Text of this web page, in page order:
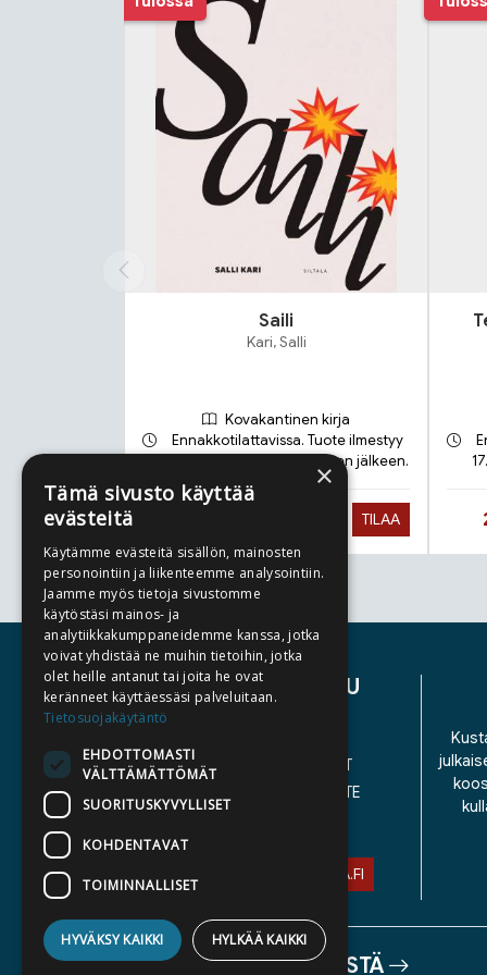
Saili
Kari, Salli
Kovakantinen kirja
Ennakkotilattavissa. Tuote ilmestyy
21.9.2026 ja toimitetaan sen jälkeen.
TILAA
Tuoteluettelon loppu
ASIAKASPALVELU
YLEISET TOIMITUSEHDOT
SAAVUTETTAVUUSSELOSTE
ASIAKASPALVELU@STORIA.FI
TIETOA MEISTÄ
×
Tämä sivusto käyttää
evästeitä
Käytämme evästeitä sisällön, mainosten
personointiin ja liikenteemme analysointiin.
Jaamme myös tietoja sivustomme
käytöstäsi mainos- ja
analytiikkakumppaneidemme kanssa, jotka
voivat yhdistää ne muihin tietoihin, jotka
olet heille antanut tai joita he ovat
keränneet käyttäessäsi palveluitaan.
Tietosuojakäytäntö
EHDOTTOMASTI
VÄLTTÄMÄTTÖMÄT
SUORITUSKYVYLLISET
KOHDENTAVAT
TOIMINNALLISET
HYVÄKSY KAIKKI HYLKÄÄ KAIKKI